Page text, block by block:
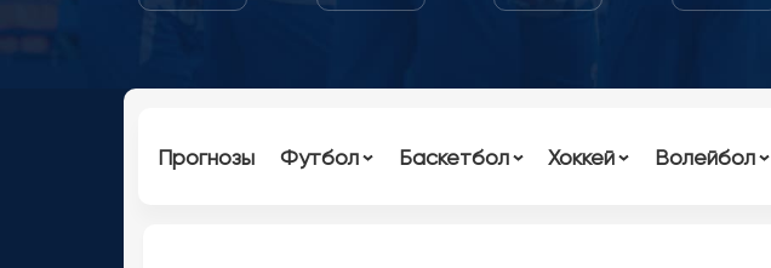
Прогнозы Футбол Баскетбол Хоккей Волейбол